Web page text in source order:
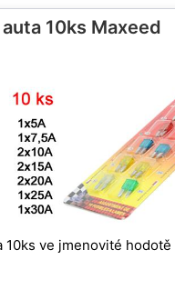
10ks Maxeed
10ks ve jmenovité